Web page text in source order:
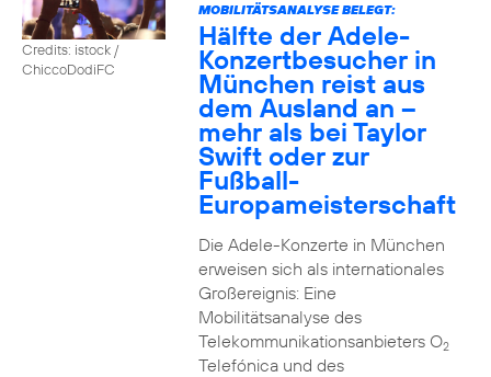
Credits: istock /
ChiccoDodiFC
MOBILITÄTSANALYSE BELEGT:
Hälfte der Adele-
Konzertbesucher in
München reist aus
dem Ausland an –
mehr als bei Taylor
Swift oder zur
Fußball-
Europameisterschaft
Die Adele-Konzerte in München
erweisen sich als internationales
Großereignis: Eine
Mobilitätsanalyse des
Telekommunikationsanbieters O2
Telefónica und des